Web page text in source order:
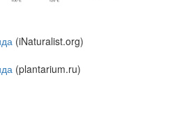
(iNaturalist.org)
(plantarium.ru)